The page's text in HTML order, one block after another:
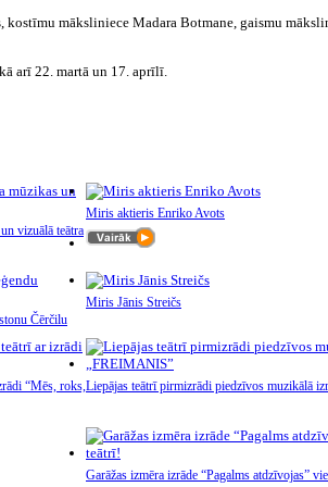
kostīmu māksliniece Madara Botmane, gaismu
arī 22. martā un 17. aprīlī.
vizuālā teātra
Miris aktieris Enriko Avots
Čērčilu
Miris Jānis Streičs
“Mēs, roks,Liepājas teātrī pirmizrādi piedzīvos muzikālā
Garāžas izmēra izrāde “Pagalms atdzīvojas”